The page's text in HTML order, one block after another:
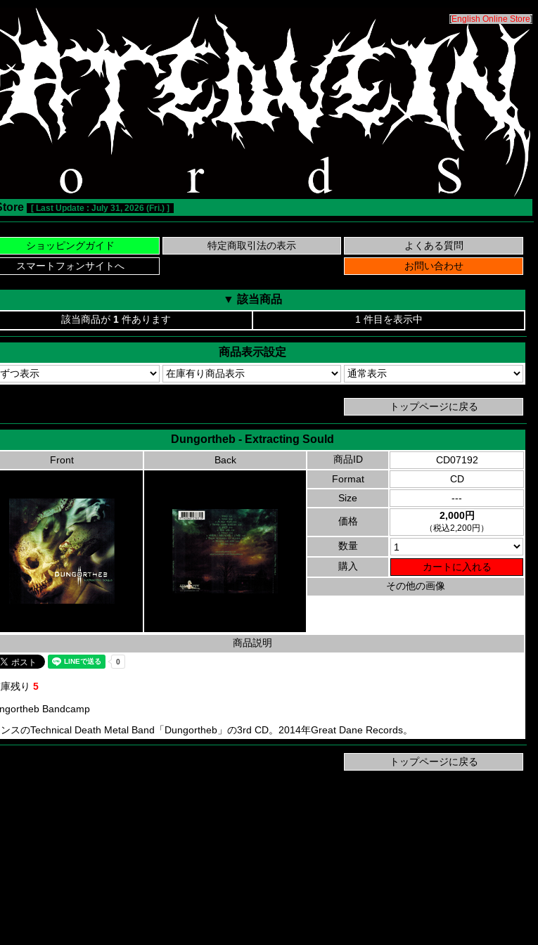
[English Online Store]
[ Last Update : July 31, 2026 (Fri.) ]
▼ 該当商品
該当商品が 1 件あります 1 件目を表示中
商品表示設定
Dungortheb - Extracting Sould
Front Back 商品ID
CD07192
Format
CD
Size
---
価格 2,000円
（税込2,200円）
数量
購入
その他の画像
商品説明
残り 5
Bandcamp
スのTechnical Death Metal Band「Dungortheb」の3rd CD。2014年Great Dane Records。